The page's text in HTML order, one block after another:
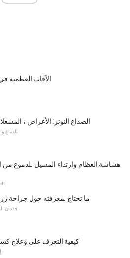
الآفات العظمية في
الصداع التوتر: الأعراض ،
الدماغ
هشاشة العظام وارتداء المسيل للدموع
ما تحتاج لمعرفته حول جراحة
فقدان
كيفية التعرف على وعلاج